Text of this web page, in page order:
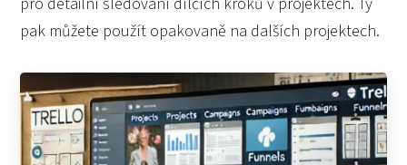
pak můžete použít opakovaně na dalších projektech.